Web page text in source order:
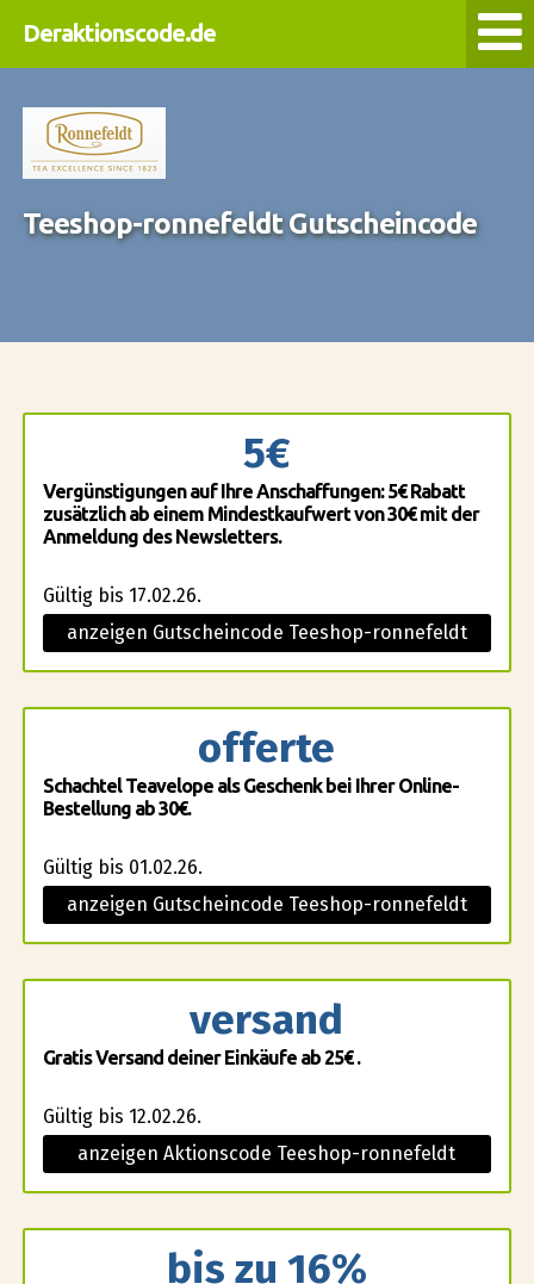
Deraktionscode.de
Teeshop-ronnefeldt Gutscheincode
5€
Vergünstigungen auf Ihre Anschaffungen: 5€ Rabatt
zusätzlich ab einem Mindestkaufwert von 30€ mit der
Anmeldung des Newsletters.
Gültig bis 17.02.26.
anzeigen Gutscheincode Teeshop-ronnefeldt
offerte
Schachtel Teavelope als Geschenk bei Ihrer Online-
Bestellung ab 30€.
Gültig bis 01.02.26.
anzeigen Gutscheincode Teeshop-ronnefeldt
versand
Gratis Versand deiner Einkäufe ab 25€ .
Gültig bis 12.02.26.
anzeigen Aktionscode Teeshop-ronnefeldt
bis zu 16%